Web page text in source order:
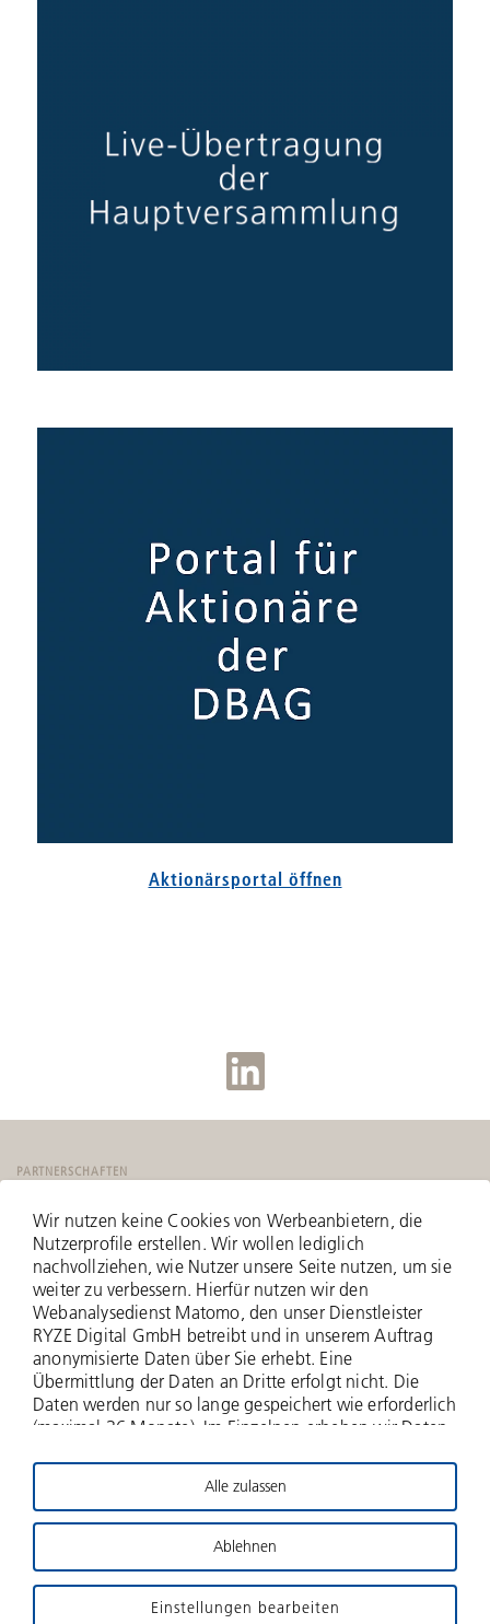
Aktionärsportal öffnen
PARTNERSCHAFTEN
© 2026 Deutsche Beteiligungs AG
Gender-Hinweis
Kontakt Sitemap DBAG-Stiftung
Wir nutzen keine Cookies von Werbeanbietern, die
Nutzerprofile erstellen. Wir wollen lediglich
nachvollziehen, wie Nutzer unsere Seite nutzen, um sie
weiter zu verbessern. Hierfür nutzen wir den
Webanalysedienst Matomo, den unser Dienstleister
RYZE Digital GmbH betreibt und in unserem Auftrag
anonymisierte Daten über Sie erhebt. Eine
Übermittlung der Daten an Dritte erfolgt nicht. Die
Daten werden nur so lange gespeichert wie erforderlich
(maximal 36 Monate). Im Einzelnen erheben wir Daten
werden erfasst), zu aufgerufenen Webseiten und Ihrer
Verweildauer hierauf, Häufigkeit der Aufrufe, zu
Suchanfragen und Downloads, und über weitere
Interaktionen auf der Website, und schließlich
Informationen über Ihren Browser- und das
Betriebssystem. Für die Nutzung dieses
datenschutzfreundlichen Webanalysedienstes bitten
Einstellungen bearbeiten
Ablehnen
Alle zulassen